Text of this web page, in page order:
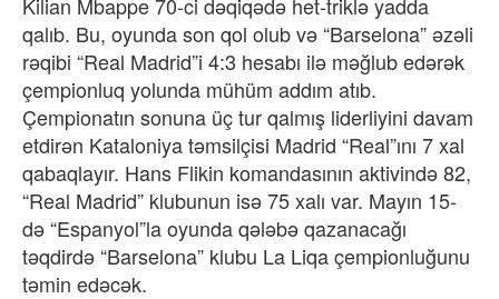
qalıb. Bu, oyunda son qol olub və “Barselona” əzəli
rəqibi “Real Madrid”i 4:3 hesabı ilə məğlub edərək
çempionluq yolunda mühüm addım atıb.
Çempionatın sonuna üç tur qalmış liderliyini davam
etdirən Kataloniya təmsilçisi Madrid “Real”ını 7 xal
qabaqlayır. Hans Flikin komandasının aktivində 82,
“Real Madrid” klubunun isə 75 xalı var. Mayın 15-
də “Espanyol”la oyunda qələbə qazanacağı
təqdirdə “Barselona” klubu La Liqa çempionluğunu
təmin edəcək.